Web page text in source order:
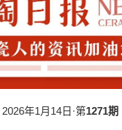
2026年1月14日·第1271期